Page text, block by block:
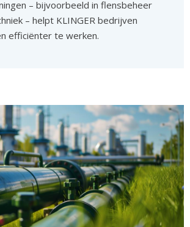
– bijvoorbeeld in flensbeheer
– helpt KLINGER bedrijven
efficiënter te werken.